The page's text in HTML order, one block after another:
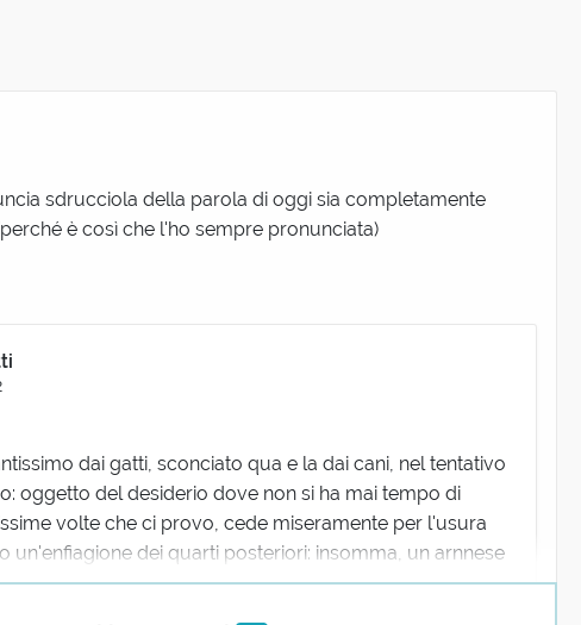
sdrucciola della parola di oggi sia completamente
è così che l'ho sempre pronunciata)
dai gatti, sconciato qua e la dai cani, nel tentativo
oggetto del desiderio dove non si ha mai tempo di
volte che ci provo, cede miseramente per l'usura
un'enfiagione dei quarti posteriori: insomma, un arnnese